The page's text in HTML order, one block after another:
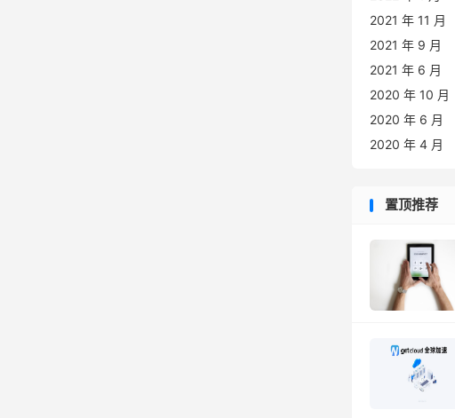
2021 年 11 月
2021 年 9 月
2021 年 6 月
2020 年 10 月
2020 年 6 月
2020 年 4 月
置顶推荐